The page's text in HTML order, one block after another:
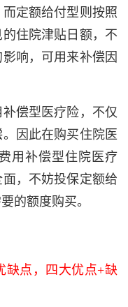
定额给付型则按照
住院津贴日额，不
响，可用来补偿因
偿型医疗险，不仅
因此在购买住院医
用补偿型住院医疗
，不妨投保定额给
的额度购买。
缺点，四大优点+缺